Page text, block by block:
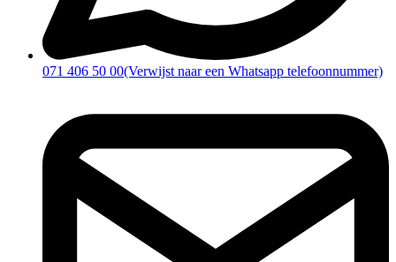
071 406 50 00(Verwijst naar een Whatsapp telefoonnummer)